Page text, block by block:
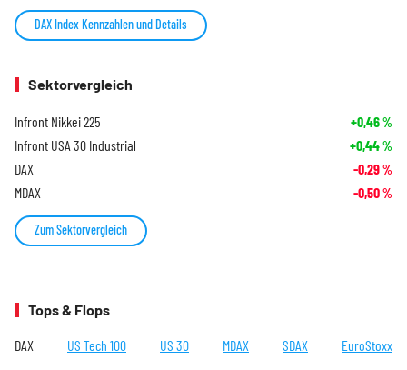
DAX Index Kennzahlen und Details
Sektorvergleich
Infront Nikkei 225 +0,46%
Infront USA 30 Industrial +0,44%
DAX -0,29%
MDAX -0,50%
Zum Sektorvergleich
Tops & Flops
DAX US Tech 100 US 30 MDAX SDAX EuroStoxx